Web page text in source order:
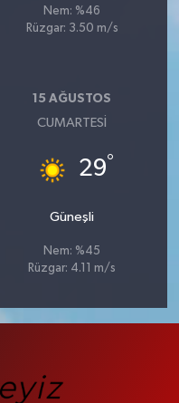
Nem: %46
Rüzgar: 3.50 m/s
15 AĞUSTOS
CUMARTESI
29°
Güneşli
Nem: %45
Rüzgar: 4.11 m/s